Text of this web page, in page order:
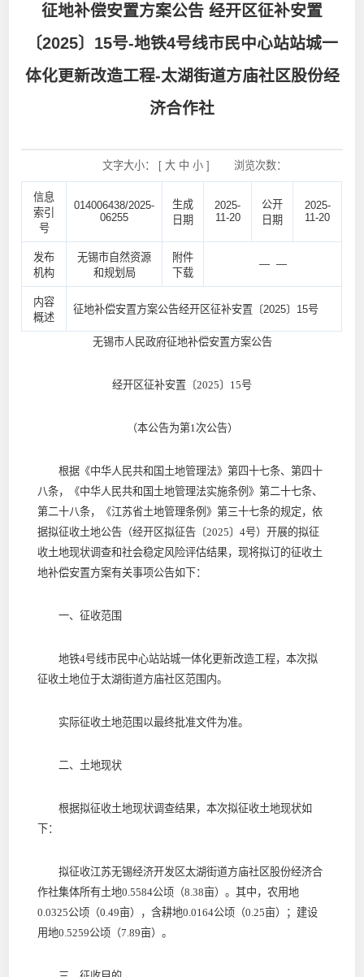
征地补偿安置方案公告 经开区征补安置
〔2025〕15号-地铁4号线市民中心站站城一
体化更新改造工程-太湖街道方庙社区股份经
济合作社
文字大小： [ 大 中 小] 浏览次数：
信息
索引
号
014006438/2025-
06255
生成
日期
2025-
11-20
公开
日期
2025-
11-20
发布
机构
无锡市自然资源
和规划局
附件
下载
— —
内容
概述
征地补偿安置方案公告经开区征补安置〔2025〕15号
无锡市人民政府征地补偿安置方案公告
经开区征补安置〔2025〕15号
（本公告为第1次公告）
根据《中华人民共和国土地管理法》第四十七条、第四十
八条，《中华人民共和国土地管理法实施条例》第二十七条、
第二十八条，《江苏省土地管理条例》第三十七条的规定，依
据拟征收土地公告（经开区拟征告〔2025〕4号）开展的拟征
收土地现状调查和社会稳定风险评估结果，现将拟订的征收土
地补偿安置方案有关事项公告如下：
一、征收范围
地铁4号线市民中心站站城一体化更新改造工程，本次拟
征收土地位于太湖街道方庙社区范围内。
实际征收土地范围以最终批准文件为准。
二、土地现状
根据拟征收土地现状调查结果，本次拟征收土地现状如
下：
拟征收江苏无锡经济开发区太湖街道方庙社区股份经济合
作社集体所有土地0.5584公顷（8.38亩）。其中，农用地
0.0325公顷（0.49亩），含耕地0.0164公顷（0.25亩）；建设
用地0.5259公顷（7.89亩）。